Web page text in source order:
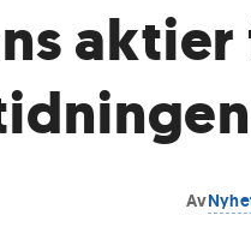
aktier
Av